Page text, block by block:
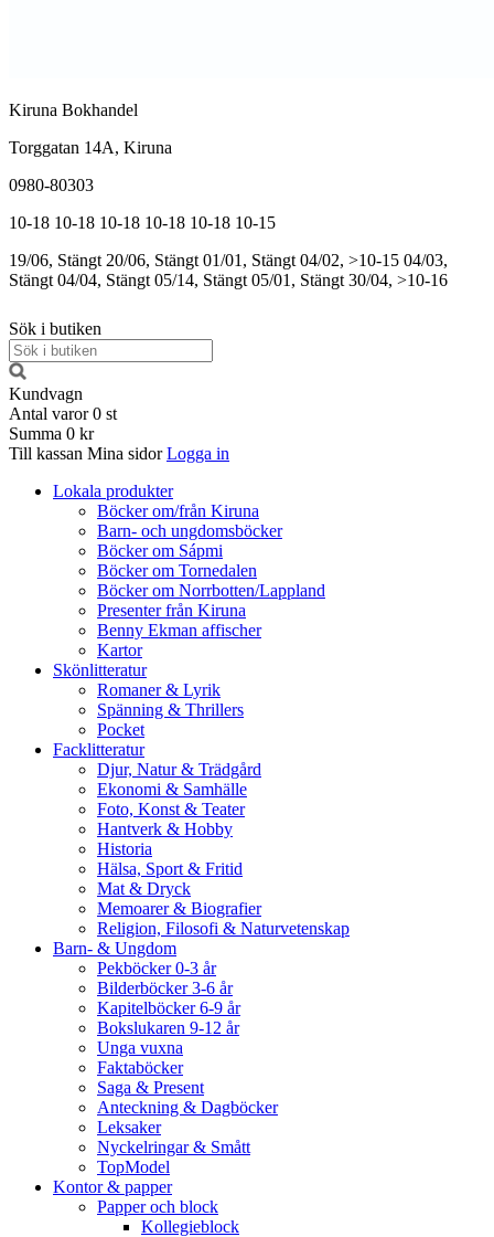
Kiruna Bokhandel
Torggatan 14A, Kiruna
0980-80303
10-18 10-18 10-18 10-18 10-18 10-15
19/06, Stängt 20/06, Stängt 01/01, Stängt 04/02, >10-15 04/03,
Stängt 04/04, Stängt 05/14, Stängt 05/01, Stängt 30/04, >10-16
Sök i butiken
Kundvagn
Antal varor 0 st
Summa 0 kr
Till kassan Mina sidor Logga in
Lokala produkter
Böcker om/från Kiruna
Barn- och ungdomsböcker
Böcker om Sápmi
Böcker om Tornedalen
Böcker om Norrbotten/Lappland
Presenter från Kiruna
Benny Ekman affischer
Kartor
Skönlitteratur
Romaner & Lyrik
Spänning & Thrillers
Pocket
Facklitteratur
Djur, Natur & Trädgård
Ekonomi & Samhälle
Foto, Konst & Teater
Hantverk & Hobby
Historia
Hälsa, Sport & Fritid
Mat & Dryck
Memoarer & Biografier
Religion, Filosofi & Naturvetenskap
Barn- & Ungdom
Pekböcker 0-3 år
Bilderböcker 3-6 år
Kapitelböcker 6-9 år
Bokslukaren 9-12 år
Unga vuxna
Faktaböcker
Saga & Present
Anteckning & Dagböcker
Leksaker
Nyckelringar & Smått
TopModel
Kontor & papper
Papper och block
Kollegieblock